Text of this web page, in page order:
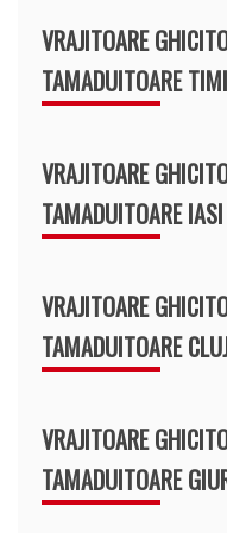
VRAJITOARE
TAMADUITOARE
VRAJITOARE
TAMADUITOARE IASI
VRAJITOARE
TAMADUITOARE
VRAJITOARE
TAMADUITOARE